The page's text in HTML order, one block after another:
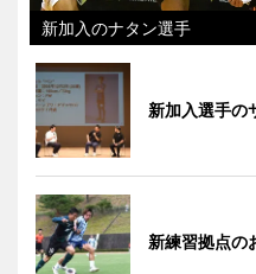
新加入のナタン選手
新加入選手の
新練習拠点の